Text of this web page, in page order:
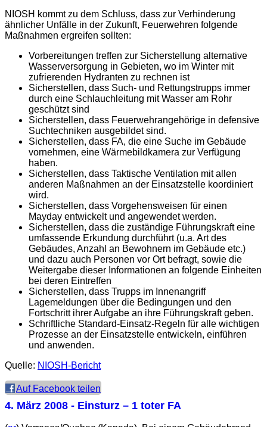
NIOSH kommt zu dem Schluss, dass zur Verhinderung
ähnlicher Unfälle in der Zukunft, Feuerwehren folgende
Maßnahmen ergreifen sollten:
Vorbereitungen treffen zur Sicherstellung alternative
Wasserversorgung in Gebieten, wo im Winter mit
zufrierenden Hydranten zu rechnen ist
Sicherstellen, dass Such- und Rettungstrupps immer
durch eine Schlauchleitung mit Wasser am Rohr
geschützt sind
Sicherstellen, dass Feuerwehrangehörige in defensive
Suchtechniken ausgebildet sind.
Sicherstellen, dass FA, die eine Suche im Gebäude
vornehmen, eine Wärmebildkamera zur Verfügung
haben.
Sicherstellen, dass Taktische Ventilation mit allen
anderen Maßnahmen an der Einsatzstelle koordiniert
wird.
Sicherstellen, dass Vorgehensweisen für einen
Mayday entwickelt und angewendet werden.
Sicherstellen, dass die zuständige Führungskraft eine
umfassende Erkundung durchführt (u.a. Art des
Gebäudes, Anzahl an Bewohnern im Gebäude etc.)
und dazu auch Personen vor Ort befragt, sowie die
Weitergabe dieser Informationen an folgende Einheiten
bei deren Eintreffen
Sicherstellen, dass Trupps im Innenangriff
Lagemeldungen über die Bedingungen und den
Fortschritt ihrer Aufgabe an ihre Führungskraft geben.
Schriftliche Standard-Einsatz-Regeln für alle wichtigen
Prozesse an der Einsatzstelle entwickeln, einführen
und anwenden.
Quelle: NIOSH-Bericht
Auf Facebook teilen
4. März 2008 - Einsturz – 1 toter FA